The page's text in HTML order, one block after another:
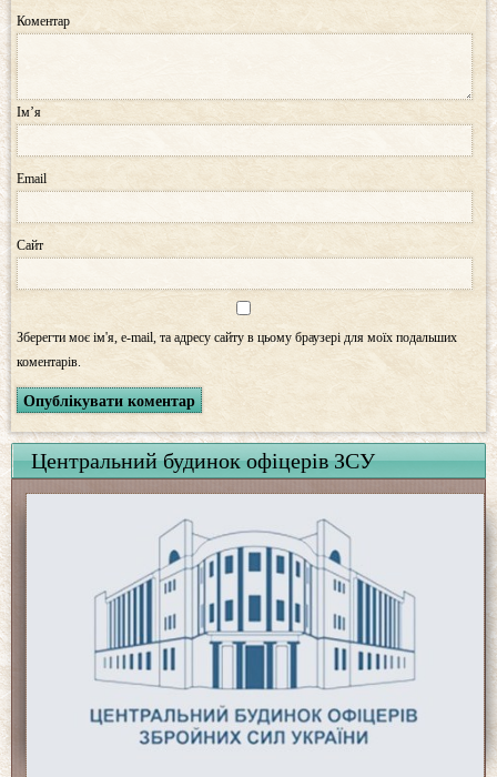
Коментар
Ім’я
Email
Сайт
Зберегти моє ім'я, e-mail, та адресу сайту в цьому браузері для моїх подальших
коментарів.
Центральний будинок офіцерів ЗСУ